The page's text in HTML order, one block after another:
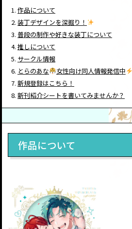
作品について
装丁デザインを深掘り！
普段の制作や好きな装丁について
推しについて
サークル情報
とらのあな
女性向け同人情報発信中
新規登録はこちら！
新刊紹介シートを書いてみませんか？
作品について